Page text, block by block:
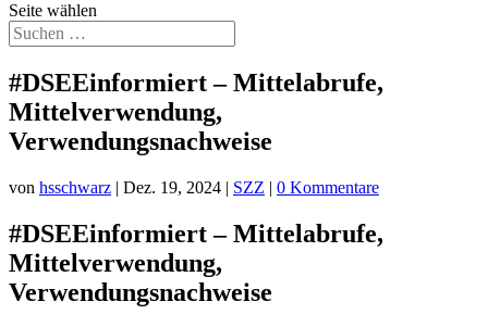
Seite wählen
#DSEEinformiert – Mittelabrufe,
Mittelverwendung,
Verwendungsnachweise
von hsschwarz | Dez. 19, 2024 | SZZ | 0 Kommentare
#DSEEinformiert – Mittelabrufe,
Mittelverwendung,
Verwendungsnachweise